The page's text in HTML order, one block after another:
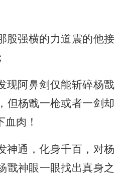
股强横的力道震的他接
现阿鼻剑仅能斩碎杨戬
但杨戬一枪或者一剑却
肉！
神通，化身千百，对杨
戬神眼一眼找出真身之